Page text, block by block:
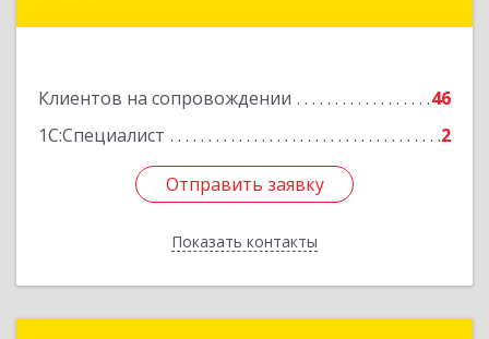
Клиентов на сопровождении
46
1С:Специалист
2
Отправить заявку
Показать контакты
Подробнее
Отправить заявку
Назад